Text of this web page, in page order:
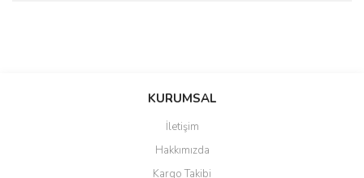
Bu ürüne ilk yorumu siz yapın!
Ürün resmi kalitesiz, bozuk veya görüntülenemiyor.
KURUMSAL
İletişim
Hakkımızda
Kargo Takibi